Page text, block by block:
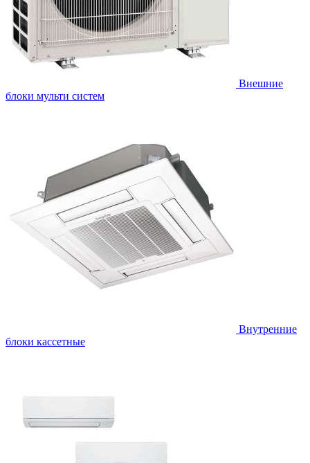
Внешние
блоки мульти систем
Внутренние
блоки кассетные